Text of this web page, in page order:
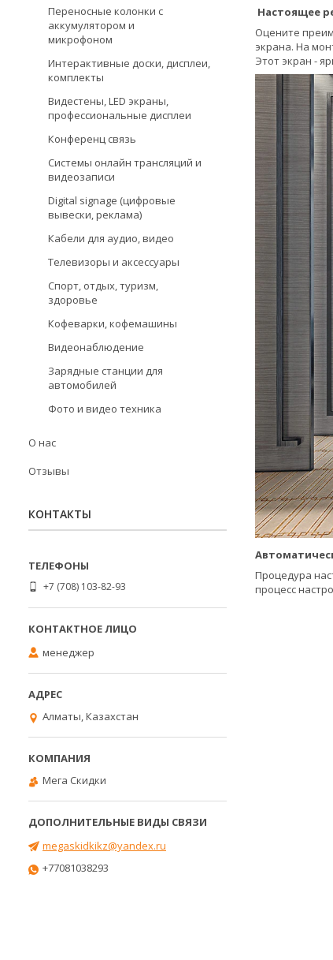
Настоящее
Оцените
экрана. На
Этот экран -
Процедура
процесс
Переносные колонки с
аккумулятором и
микрофоном
Интерактивные доски, дисплеи,
комплекты
Видестены, LED экраны,
профессиональные дисплеи
Конференц связь
Системы онлайн трансляций и
видеозаписи
Digital signage (цифровые
вывески, реклама)
Кабели для аудио, видео
Телевизоры и аксессуары
Спорт, отдых, туризм,
здоровье
Кофеварки, кофемашины
Видеонаблюдение
Зарядные станции для
автомобилей
Фото и видео техника
О нас
Отзывы
КОНТАКТЫ
+7 (708) 103-82-93
менеджер
Алматы, Казахстан
Мега Скидки
megaskidkikz@yandex.ru
+77081038293